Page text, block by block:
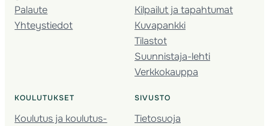
Palaute
Yhteystiedot
Kilpailut ja tapahtumat
Kuvapankki
Tilastot
Suunnistaja-lehti
Verkkokauppa
KOULUTUKSET
Koulutus ja koulutus­
SIVUSTO
Tietosuoja